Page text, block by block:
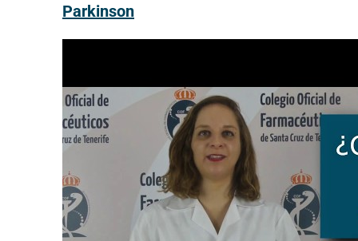
Parkinson